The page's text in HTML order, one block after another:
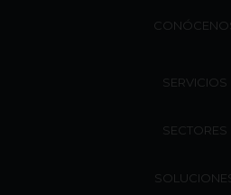
SERVICIOS
SECTORES